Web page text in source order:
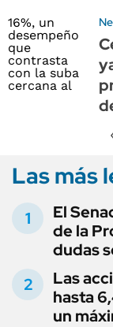
Las más
El
de la
dudas
Las
hasta
un